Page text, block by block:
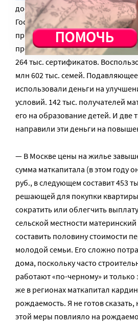
достройка жилья).
Госдумы по вопросам семьи
привела статистику: на 1 августа
программе выплачено 901 млрд
264 тыс. сертификатов.
млн 602 тыс. семей.
использовали деньги на
условий. 142 тыс. получателей
его на образование детей. И две
направили эти деньги на
— В Москве цены на жилье
сумма маткапитала (в этом году
руб., в следующем составит 453
решающей для покупки
сократить или облегчить
сельской местности
составить половину стоимости
молодой семьи. Его сложно
дома, поскольку часто
работают «по-черному» и только
же в регионах маткапитал
рождаемость. Я не готов
этой меры повлияло на